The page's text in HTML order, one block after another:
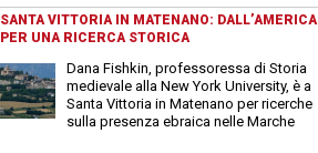
SANTA VITTORIA IN MATENANO: DALL’AMERICA
PER UNA RICERCA STORICA
Dana Fishkin, professoressa di Storia
medievale alla New York University, è a
Santa Vittoria in Matenano per ricerche
sulla presenza ebraica nelle Marche